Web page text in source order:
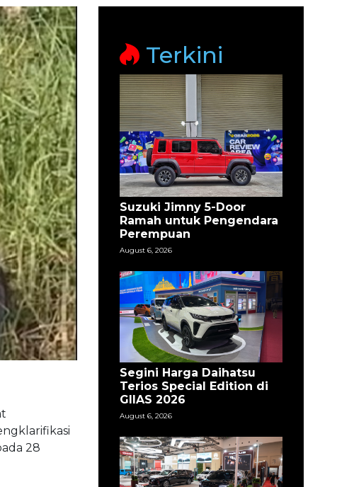
28
Terkini
Suzuki Jimny 5-Door
Ramah untuk Pengendara
Perempuan
August 6, 2026
Segini Harga Daihatsu
Terios Special Edition di
GIIAS 2026
August 6, 2026